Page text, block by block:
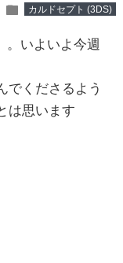
folder カルドセプト (3DS)
。いよいよ今週
でくださるよう
は思います